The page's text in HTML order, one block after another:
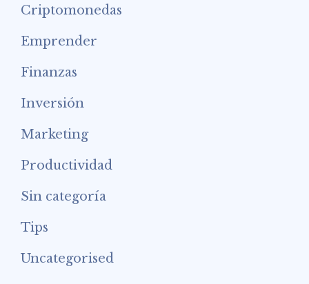
Criptomonedas
Emprender
Finanzas
Inversión
Marketing
Productividad
Sin categoría
Tips
Uncategorised